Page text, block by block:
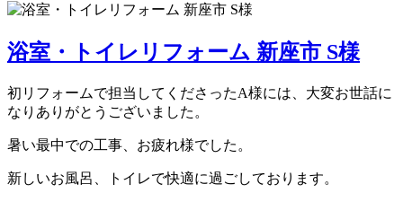
浴室・トイレリフォーム 新座市 S様
初リフォームで担当してくださったA様には、大変お世話に
なりありがとうございました。
暑い最中での工事、お疲れ様でした。
新しいお風呂、トイレで快適に過ごしております。